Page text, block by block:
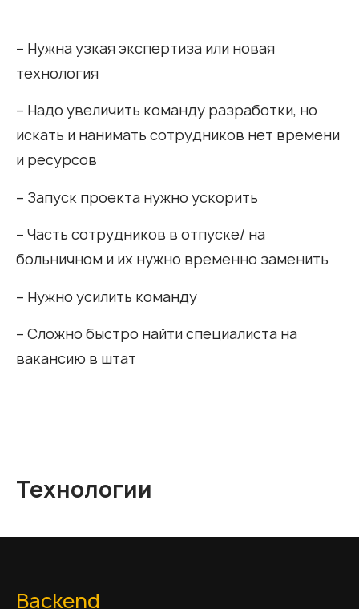
– Нужна узкая экспертиза или новая
технология
– Надо увеличить команду разработки, но
искать и нанимать сотрудников нет времени
и ресурсов
– Запуск проекта нужно ускорить
– Часть сотрудников в отпуске/ на
больничном и их нужно временно заменить
– Нужно усилить команду
– Сложно быстро найти специалиста на
вакансию в штат
Технологии
Backend